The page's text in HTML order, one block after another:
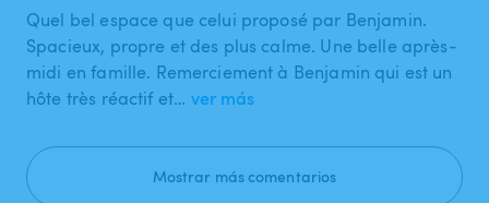
Quel bel espace que celui proposé par Benjamin.
Spacieux, propre et des plus calme. Une belle après-
midi en famille. Remerciement à Benjamin qui est un
hôte très réactif et… ver más
Mostrar más comentarios